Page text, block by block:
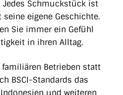
Jedes Schmuckstück ist
eigene Geschichte.
Sie immer ein Gefühl
in ihren Alltag.
Betrieben statt
BSCI-Standards das
und weiteren